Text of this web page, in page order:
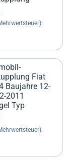
ohne MwSt.:
Fiat
Baujahre 12-
2011
Typ
ohne MwSt.: